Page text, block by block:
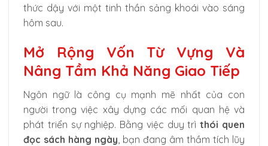
thức dậy với một tinh thần sảng khoái vào sáng
hôm sau.
Mở Rộng Vốn Từ Vựng Và
Nâng Tầm Khả Năng Giao Tiếp
Ngôn ngữ là công cụ mạnh mẽ nhất của con
người trong việc xây dựng các mối quan hệ và
phát triển sự nghiệp. Bằng việc duy trìthói quen
đọc sách hàng ngày , bạn đang âm thầm tích lũy